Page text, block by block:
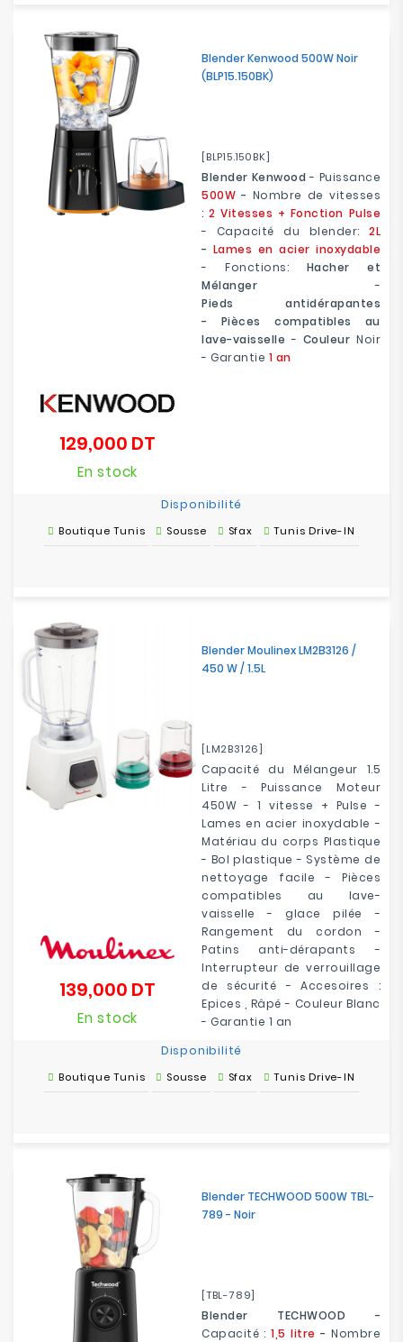
Blender Kenwood 500W Noir
(BLP15.150BK)
[BLP15.150BK]
Blender Kenwood - Puissance
500W - Nombre de vitesses
: 2 Vitesses + Fonction Pulse
- Capacité du blender: 2L
- Lames en acier inoxydable
- Fonctions: Hacher et
Mélanger -
Pieds antidérapantes
- Pièces compatibles au
lave-vaisselle - Couleur Noir
- Garantie 1 an
129,000 DT
En stock
Disponibilité
Boutique Tunis Sousse Sfax Tunis Drive-IN
Blender Moulinex LM2B3126 /
450 W / 1.5L
[LM2B3126]
Capacité du Mélangeur 1.5
Litre - Puissance Moteur
450W - 1 vitesse + Pulse -
Lames en acier inoxydable -
Matériau du corps Plastique
- Bol plastique - Système de
nettoyage facile - Pièces
compatibles au lave-
vaisselle - glace pilée -
Rangement du cordon -
Patins anti-dérapants -
Interrupteur de verrouillage
de sécurité - Accesoires :
Epices , Râpé - Couleur Blanc
- Garantie 1 an
139,000 DT
En stock
Disponibilité
Boutique Tunis Sousse Sfax Tunis Drive-IN
Blender TECHWOOD 500W TBL-
789 - Noir
[TBL-789]
Blender TECHWOOD -
Capacité : 1,5 litre - Nombre